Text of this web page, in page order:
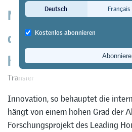
Nicht trotz, sondern
des
hochinnovativ
Transfer
Innovation, so behauptet die
hängt von einem hohen Grad der
Forschungsprojekt des Leading
Deutsch
Français
Kostenlos abonnieren